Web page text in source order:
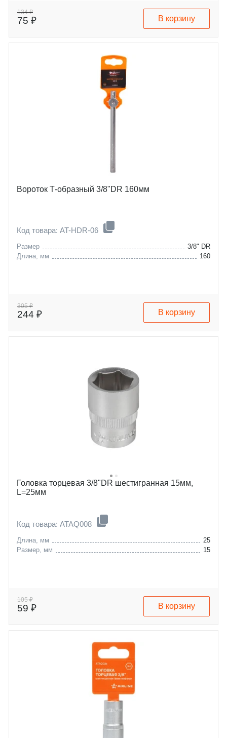
134 ₽
75 ₽ В корзину
Вороток Т-образный 3/8"DR 160мм
Код товара: AT-HDR-06
Размер
3/8" DR
Длина, мм
160
305 ₽
244 ₽ В корзину
Головка торцевая 3/8"DR шестигранная 15мм,
L=25мм
Код товара: ATAQ008
Длина, мм
25
Размер, мм
15
105 ₽
59 ₽ В корзину